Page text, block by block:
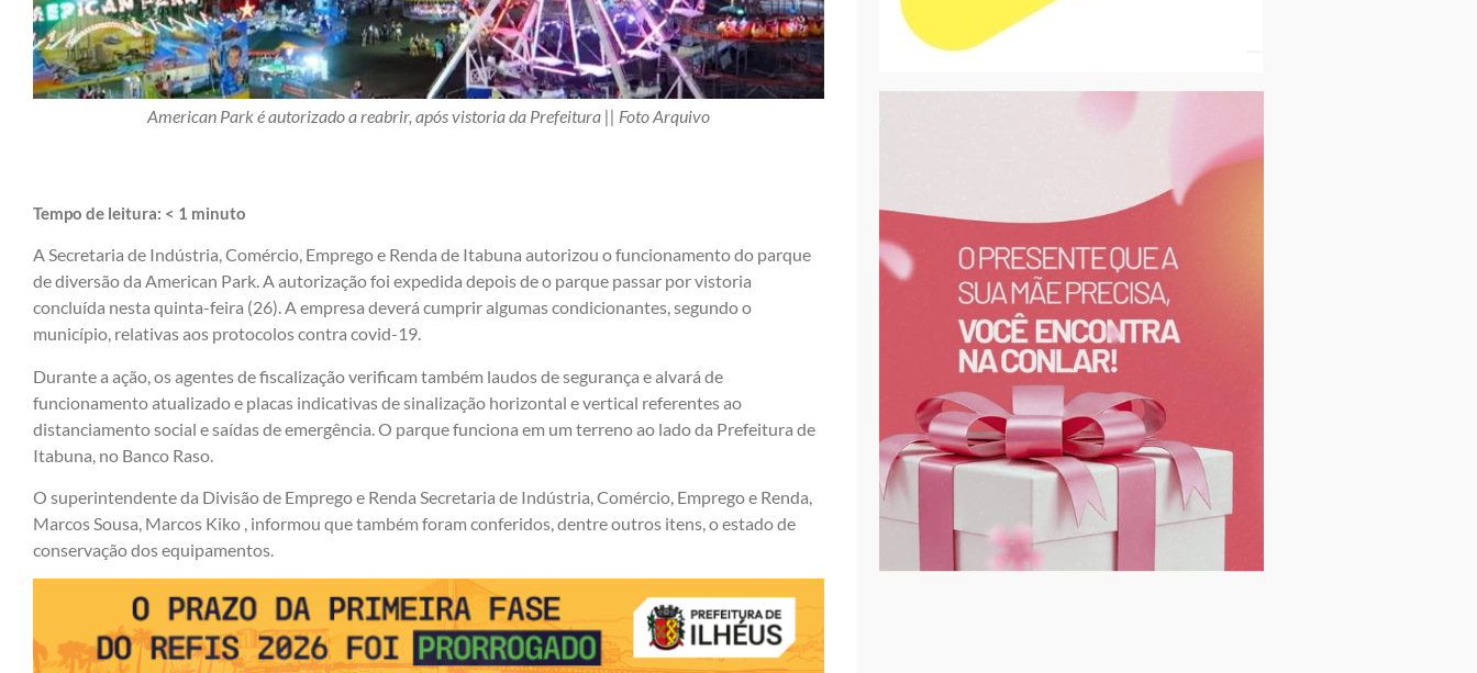
American Park é autorizado a reabrir, após vistoria da Prefeitura || Foto Arquivo
Tempo de leitura: < 1 minuto
A Secretaria de Indústria, Comércio, Emprego e Renda de Itabuna autorizou o funcionamento do parque
de diversão da American Park. A autorização foi expedida depois de o parque passar por vistoria
concluída nesta quinta-feira (26). A empresa deverá cumprir algumas condicionantes, segundo o
município, relativas aos protocolos contra covid-19.
Durante a ação, os agentes de fiscalização verificam também laudos de segurança e alvará de
funcionamento atualizado e placas indicativas de sinalização horizontal e vertical referentes ao
distanciamento social e saídas de emergência. O parque funciona em um terreno ao lado da Prefeitura de
Itabuna, no Banco Raso.
O superintendente da Divisão de Emprego e Renda Secretaria de Indústria, Comércio, Emprego e Renda,
Marcos Sousa, Marcos Kiko , informou que também foram conferidos, dentre outros itens, o estado de
conservação dos equipamentos.